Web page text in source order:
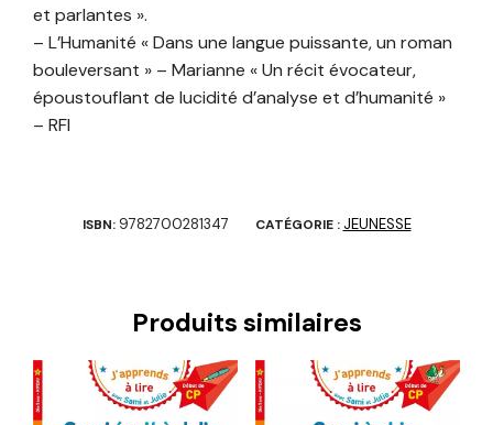
et parlantes ».
– L’Humanité « Dans une langue puissante, un roman
bouleversant » – Marianne « Un récit évocateur,
époustouflant de lucidité d’analyse et d’humanité »
– RFI
ISBN: 9782700281347 CATÉGORIE : JEUNESSE
Produits similaires